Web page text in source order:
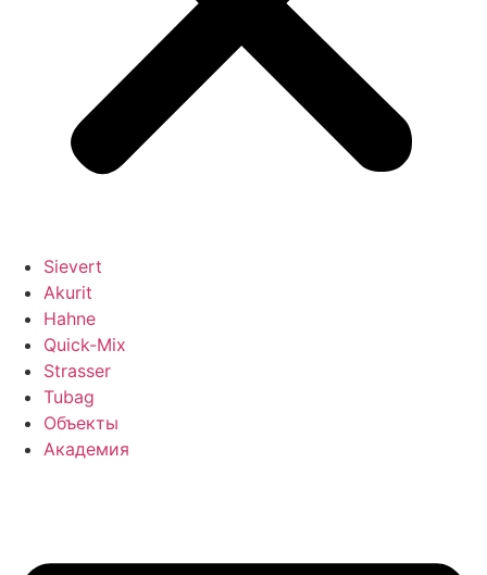
Sievert
Akurit
Hahne
Quick-Mix
Strasser
Tubag
Объекты
Академия